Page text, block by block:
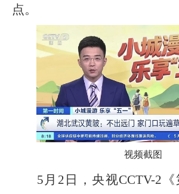
点。
视频截图
5月2日，央视CCTV-2